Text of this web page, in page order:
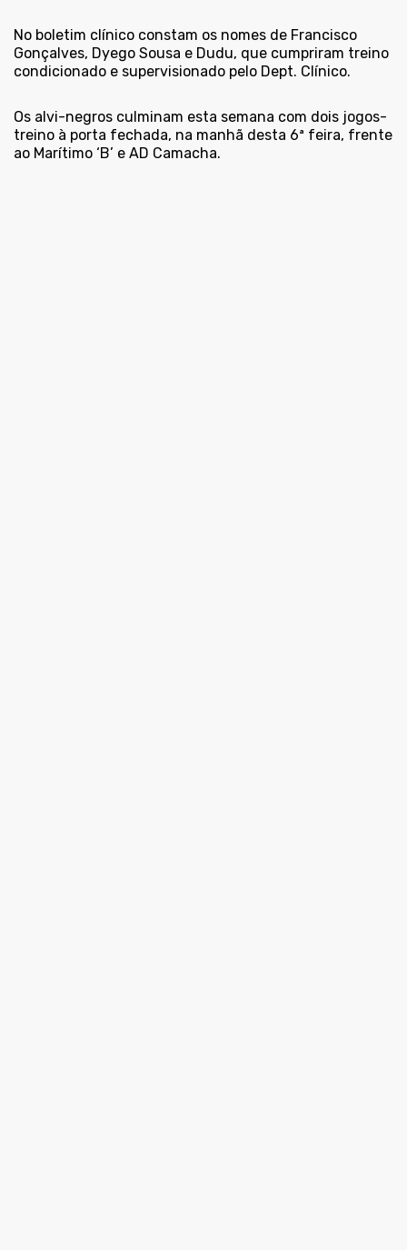
No boletim clínico constam os nomes de Francisco
Gonçalves, Dyego Sousa e Dudu, que cumpriram treino
condicionado e supervisionado pelo Dept. Clínico.
Os alvi-negros culminam esta semana com dois jogos-
treino à porta fechada, na manhã desta 6ª feira, frente
ao Marítimo ‘B’ e AD Camacha.